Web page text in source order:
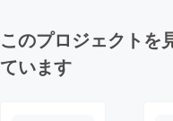
このプロジェクトを
ています